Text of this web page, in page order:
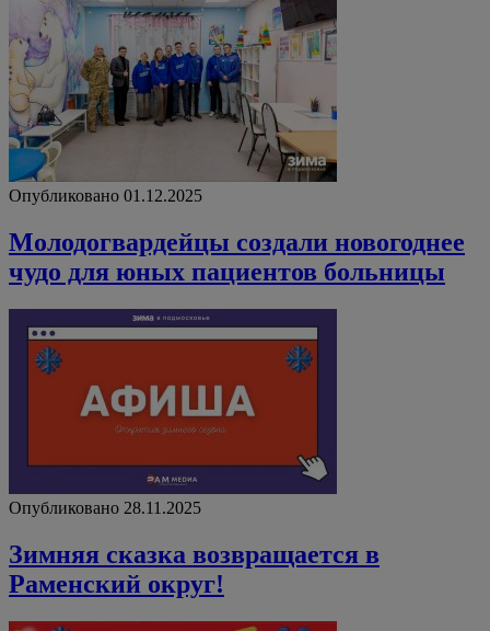
Опубликовано 01.12.2025
Молодогвардейцы создали новогоднее
чудо для юных пациентов больницы
Опубликовано 28.11.2025
Зимняя сказка возвращается в
Раменский округ!